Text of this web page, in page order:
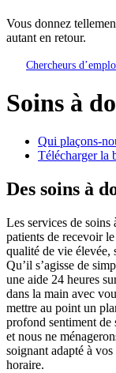
Vous donnez
autant en retour.
Chercheurs
Soins à
Qui plaçons-
Télécharger la
Des soins à
Les services de soins
patients de recevoir
qualité de vie élevée,
Qu’il s’agisse de
une aide 24 heures
dans la main avec
mettre au point un
profond sentiment
et nous ne
soignant adapté à
horaire.